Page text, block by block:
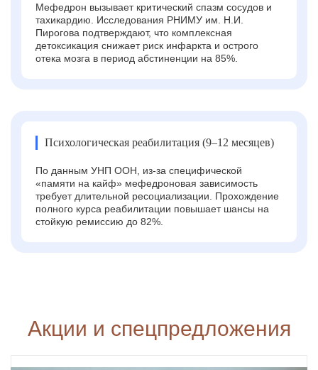
Мефедрон вызывает критический спазм сосудов и
тахикардию. Исследования РНИМУ им. Н.И.
Пирогова подтверждают, что комплексная
детоксикация снижает риск инфаркта и острого
отека мозга в период абстиненции на 85%.
Психологическая реабилитация (9–12 месяцев)
По данным УНП ООН, из-за специфической
«памяти на кайф» мефедроновая зависимость
требует длительной ресоциализации. Прохождение
полного курса реабилитации повышает шансы на
стойкую ремиссию до 82%.
Акции и спецпредложения